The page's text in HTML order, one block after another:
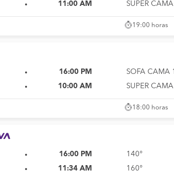
11:00 AM
SUPER
19:00 horas
16:00 PM
10:00 AM
SOFA CAMA
SUPER
18:00 horas
16:00 PM
11:34 AM
140°
160°